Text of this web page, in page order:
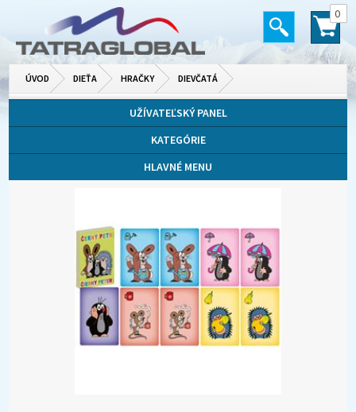
0
ÚVOD DIEŤA HRAČKY DIEVČATÁ
UŽÍVATEĽSKÝ PANEL
KATEGÓRIE
HLAVNÉ MENU